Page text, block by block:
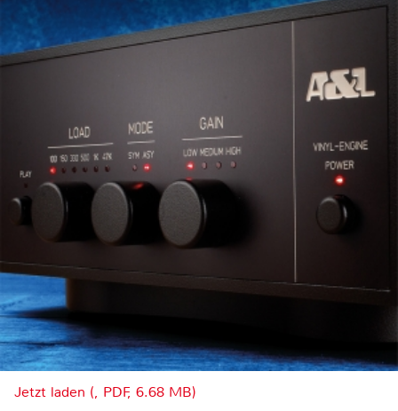
Jetzt laden (, PDF, 6.68 MB)